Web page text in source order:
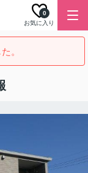
お気に入り
0
。